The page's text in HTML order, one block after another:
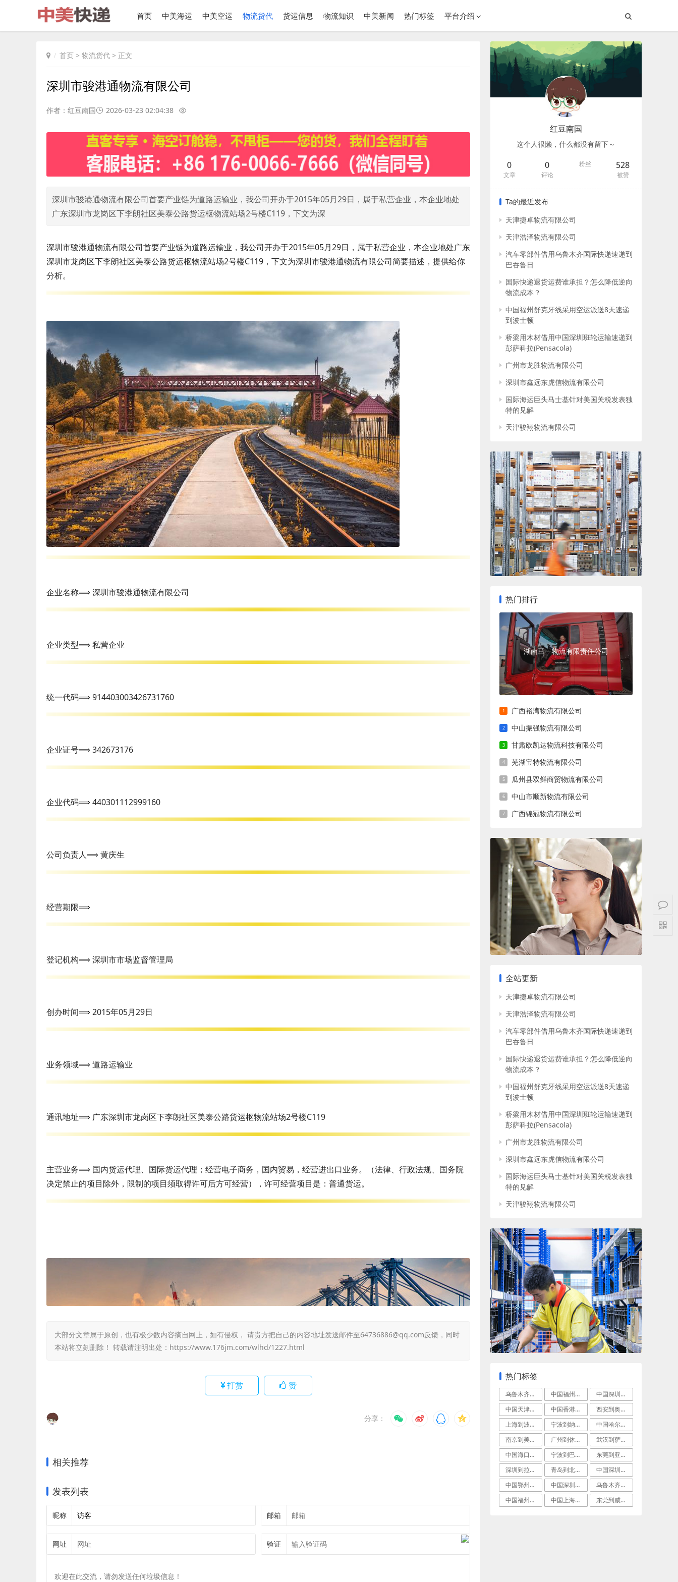
首页 中美海运 中美空运 物流货代 货运信息 物流知识 中美新闻 热门标签 平台介绍
首页 > 物流货代 > 正文
深圳市骏港通物流有限公司
作者：红豆南国 2026-03-23 02:04:38
深圳市骏港通物流有限公司首要产业链为道路运输业，我公司开办于2015年05月29日，属于私营企业，本企业地处
广东深圳市龙岗区下李朗社区美泰公路货运枢物流站场2号楼C119，下文为深
深圳市骏港通物流有限公司首要产业链为道路运输业，我公司开办于2015年05月29日，属于私营企业，本企业地处广东
深圳市龙岗区下李朗社区美泰公路货运枢物流站场2号楼C119，下文为深圳市骏港通物流有限公司简要描述，提供给你
分析。
企业名称⟹ 深圳市骏港通物流有限公司
企业类型⟹ 私营企业
统一代码⟹ 914403003426731760
企业证号⟹ 342673176
企业代码⟹ 440301112999160
公司负责人⟹ 黄庆生
经营期限⟹
登记机构⟹ 深圳市市场监督管理局
创办时间⟹ 2015年05月29日
业务领域⟹ 道路运输业
通讯地址⟹ 广东深圳市龙岗区下李朗社区美泰公路货运枢物流站场2号楼C119
主营业务⟹ 国内货运代理、国际货运代理；经营电子商务，国内贸易，经营进出口业务。（法律、行政法规、国务院
决定禁止的项目除外，限制的项目须取得许可后方可经营），许可经营项目是：普通货运。
大部分文章属于原创，也有极少数内容摘自网上，如有侵权， 请贵方把自己的内容地址发送邮件至64736886@qq.com反馈，同时
本站将立刻删除！ 转载请注明出处： https://www.176jm.com/wlhd/1227.html
打赏 赞
分享：
相关推荐
发表列表
昵称 邮箱
网址 验证
红豆南国
这个人很懒，什么都没有留下～
0
文章
0
评论
粉丝 528
被赞
Ta的最近发布
天津捷卓物流有限公司
天津浩泽物流有限公司
汽车零部件借用乌鲁木齐国际快递速递到
巴吞鲁日
国际快递退货运费谁承担？怎么降低逆向
物流成本？
中国福州舒克牙线采用空运派送8天速递
到波士顿
桥梁用木材借用中国深圳班轮运输速递到
彭萨科拉(Pensacola)
广州市龙胜物流有限公司
深圳市鑫远东虎信物流有限公司
国际海运巨头马士基针对美国关税发表独
特的见解
天津骏翔物流有限公司
热门排行
湖南三一物流有限责任公司
广西裕湾物流有限公司
中山振强物流有限公司
甘肃欧凯达物流科技有限公司
芜湖宝特物流有限公司
瓜州县双鲜商贸物流有限公司
中山市顺新物流有限公司
广西锦冠物流有限公司
全站更新
天津捷卓物流有限公司
天津浩泽物流有限公司
汽车零部件借用乌鲁木齐国际快递速递到
巴吞鲁日
国际快递退货运费谁承担？怎么降低逆向
物流成本？
中国福州舒克牙线采用空运派送8天速递
到波士顿
桥梁用木材借用中国深圳班轮运输速递到
彭萨科拉(Pensacola)
广州市龙胜物流有限公司
深圳市鑫远东虎信物流有限公司
国际海运巨头马士基针对美国关税发表独
特的见解
天津骏翔物流有限公司
热门标签
乌鲁木齐到巴吞鲁日国际快递 中国福州到波士顿空运派送
中国深圳到锡拉丘兹(Syracuse)国
中国天津到杰克逊维尔跨境海空联运
中国香港到美国孟菲斯多式联运
西安到奥马哈拼货空运
上海到波士顿(Boston)空运门到门专
宁波到纳什维尔国际海运
中国哈尔滨到纽瓦克(Newark)空运物
南京到美国莫比尔(Mobile)空运物流
广州到休斯敦(Houston)LCL海运
武汉到萨克拉门托航空快递
中国海口到乔治城空海联运
宁波到巴吞鲁日(BatonRouge)空
东莞到亚特兰大航空运输
深圳到拉皮德城(RapidCity)标准
青岛到北伯根(NorthBergen)门
中国深圳到图森加急空运
中国鄂州到美国圣安东尼奥空运专线
中国深圳到美国古滕贝格(Guttenbe
乌鲁木齐到美国新泽西(NewJersey
中国福州到莫尔黑德城(MoreheadC
中国上海到迈阿密(Miami)船运 东莞到威尔明顿(Wilmington)经